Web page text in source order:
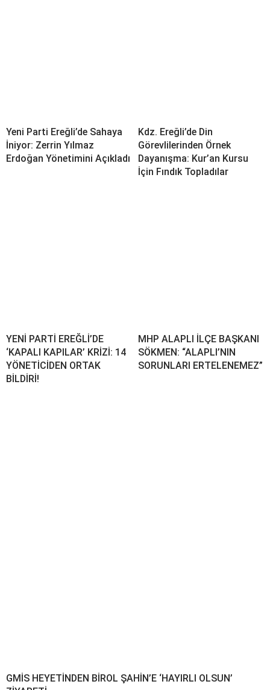
Yeni Parti Ereğli’de Sahaya
İniyor: Zerrin Yılmaz
Erdoğan Yönetimini Açıkladı
Kdz. Ereğli’de Din
Görevlilerinden Örnek
Dayanışma: Kur’an Kursu
İçin Fındık Topladılar
YENİ PARTİ EREĞLİ’DE
‘KAPALI KAPILAR’ KRİZİ: 14
YÖNETİCİDEN ORTAK
BİLDİRİ!
MHP ALAPLI İLÇE BAŞKANI
SÖKMEN: “ALAPLI’NIN
SORUNLARI ERTELENEMEZ”
GMİS HEYETİNDEN BİROL ŞAHİN’E ‘HAYIRLI OLSUN’